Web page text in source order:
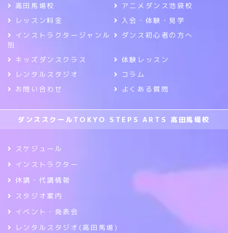
高田馬場校
アニメダンス池袋校
レッスン料金
入会・体験・見学
インストラクタージャンル
別
ダンス初心者の方へ
キッズダンスクラス
体験レッスン
レンタルスタジオ
コラム
お問い合わせ
よくある質問
ダンススクールTOKYO STEPS ARTS 高田馬場校
スケジュール
インストラクター
休講・代講情報
スタジオ案内
イベント・発表会
レンタルスタジオ(高田馬場)